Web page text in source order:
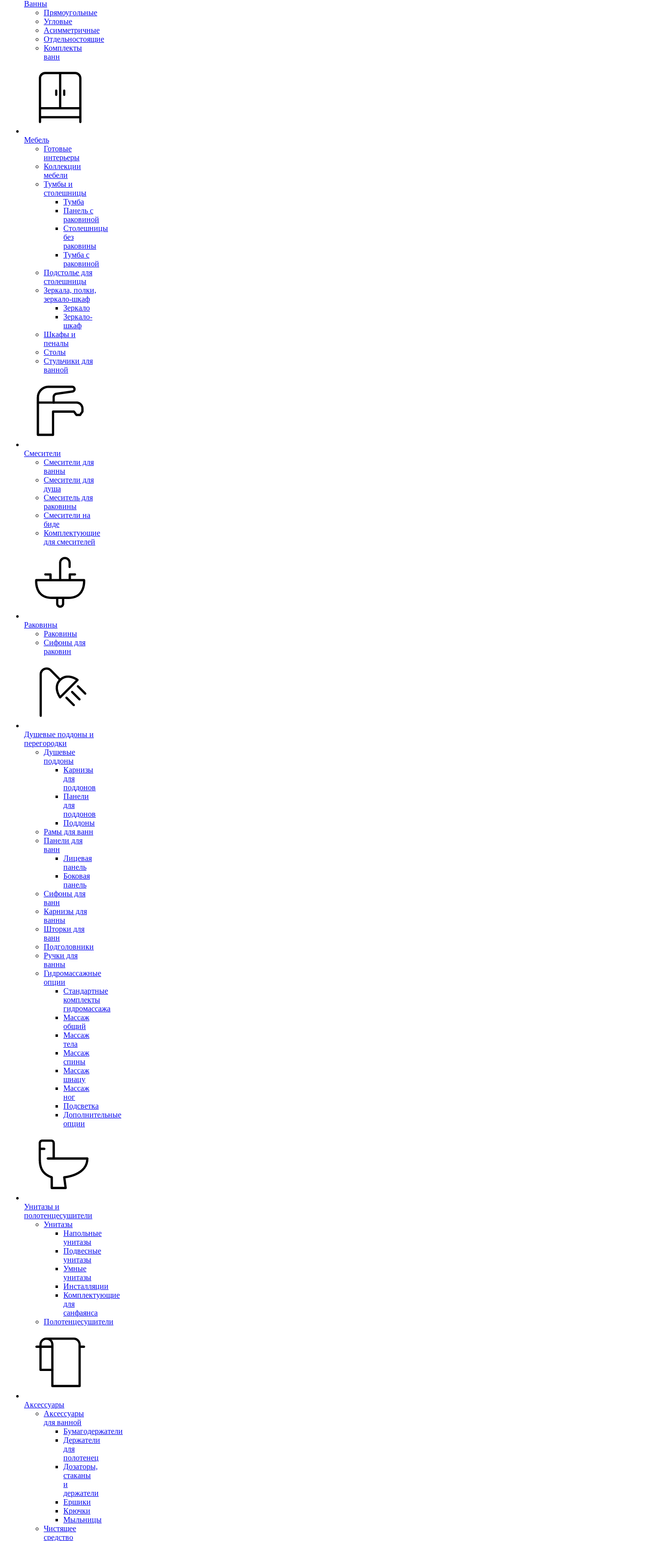
Ванны
Прямоугольные
Угловые
Асимметричные
Отдельностоящие
Комплекты
ванн
Мебель
Готовые
интерьеры
Коллекции
мебели
Тумбы и
столешницы
Тумба
Панель с
раковиной
Столешницы
без
раковины
Тумба с
раковиной
Подстолье для
столешницы
Зеркала, полки,
зеркало-шкаф
Зеркало
Зеркало-
шкаф
Шкафы и
пеналы
Столы
Стульчики для
ванной
Смесители
Смесители для
ванны
Смесители для
душа
Смеситель для
раковины
Смесители на
биде
Комплектующие
для смесителей
Раковины
Раковины
Сифоны для
раковин
Душевые поддоны и
перегородки
Душевые
поддоны
Карнизы
для
поддонов
Панели
для
поддонов
Поддоны
Рамы для ванн
Панели для
ванн
Лицевая
панель
Боковая
панель
Сифоны для
ванн
Карнизы для
ванны
Шторки для
ванн
Подголовники
Ручки для
ванны
Гидромассажные
опции
Стандартные
комплекты
гидромассажа
Массаж
общий
Массаж
тела
Массаж
спины
Массаж
шиацу
Массаж
ног
Подсветка
Дополнительные
опции
Унитазы и
полотенцесушители
Унитазы
Напольные
унитазы
Подвесные
унитазы
Умные
унитазы
Инсталляции
Комплектующие
для
санфаянса
Полотенцесушители
Аксессуары
Аксессуары
для ванной
Бумагодержатели
Держатели
для
полотенец
Дозаторы,
стаканы
и
держатели
Ершики
Крючки
Мыльницы
Чистящее
средство